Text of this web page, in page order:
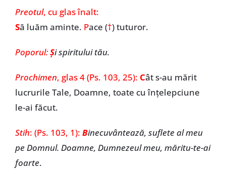
Preotul, cu glas înalt:
Să luăm aminte. Pace (†) tuturor.
Poporul:Și spiritului tău.
Prochimen, glas 4 (Ps. 103, 25): Cât s-au mărit
lucrurile Tale, Doamne, toate cu înțelepciune
le-ai făcut.
Stih: (Ps. 103, 1): Binecuvântează, suflete al meu
pe Domnul. Doamne, Dumnezeul meu, măritu-te-ai
foarte.